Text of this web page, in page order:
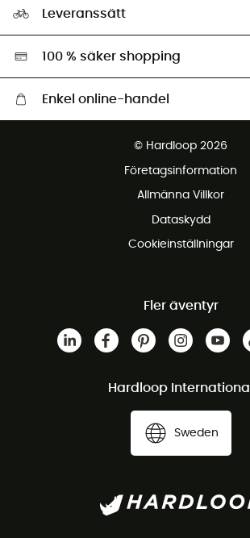
Ambassadörer
Miljöanpassat urval
Leveranssätt
100 % säker shopping
Enkel online-handel
Gratis retur inom 100 dagar
© Hardloop 2026
Företagsinformation
Allmänna Villkor
Dataskydd
Cookieinställningar
Fler äventyr
Hardloop International
Sweden